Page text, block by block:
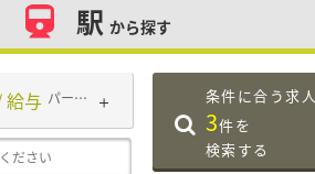
駅 から探す
給与 パート・アルバイト 条件に合う求人
3件を
検索する